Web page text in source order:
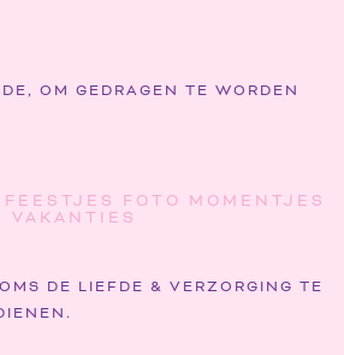
OM GEDRAGEN TE WORDEN
FEESTJES FOTO MOMENTJES
VAKANTIES
DE LIEFDE & VERZORGING TE